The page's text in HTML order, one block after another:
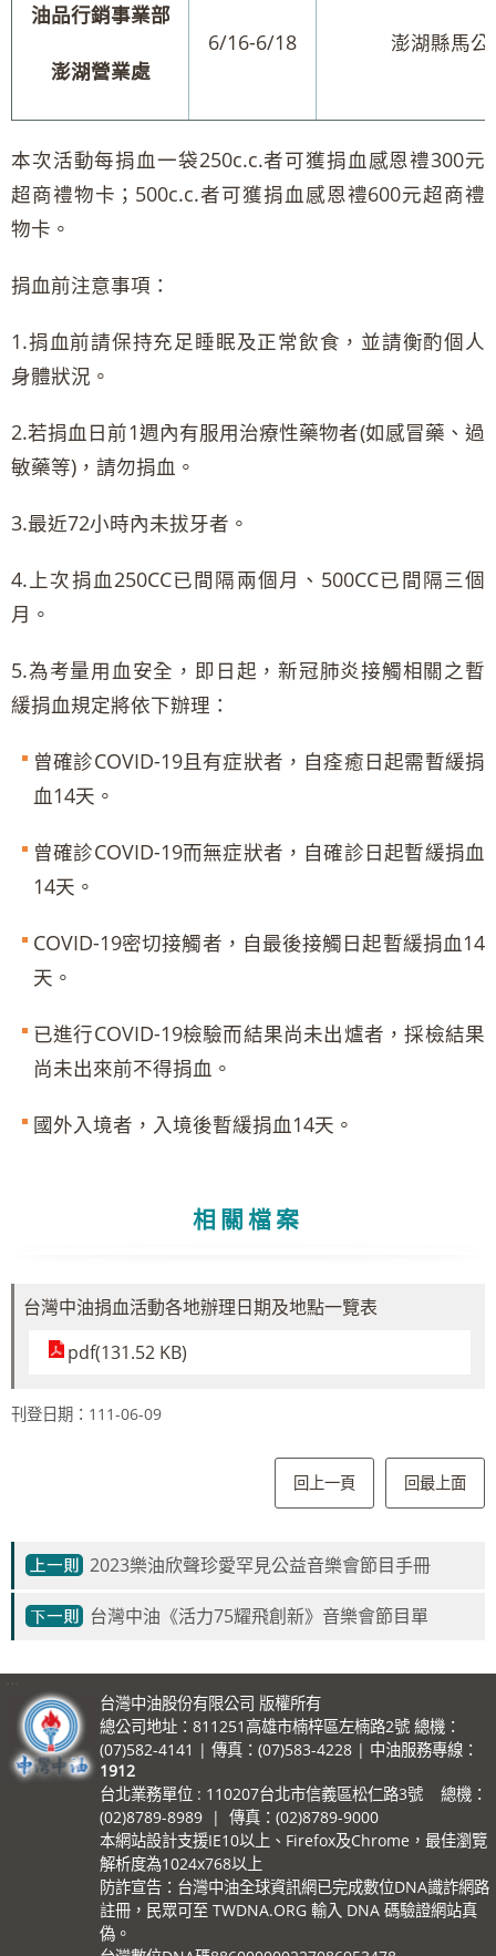
油品行銷事業部
澎湖營業處
6/16-6/18 澎湖縣馬
本次活動每捐血一袋250c.c.者可獲捐血感恩禮300元
超商禮物卡；500c.c.者可獲捐血感恩禮600元超商禮
物卡。
捐血前注意事項：
1.捐血前請保持充足睡眠及正常飲食，並請衡酌個人
身體狀況。
2.若捐血日前1週內有服用治療性藥物者(如感冒藥、過
敏藥等)，請勿捐血。
3.最近72小時內未拔牙者。
4.上次捐血250CC已間隔兩個月、500CC已間隔三個
月。
5.為考量用血安全，即日起，新冠肺炎接觸相關之暫
緩捐血規定將依下辦理：
曾確診COVID-19且有症狀者，自痊癒日起需暫緩捐
血14天。
曾確診COVID-19而無症狀者，自確診日起暫緩捐血
14天。
COVID-19密切接觸者，自最後接觸日起暫緩捐血14
天。
已進行COVID-19檢驗而結果尚未出爐者，採檢結果
尚未出來前不得捐血。
國外入境者，入境後暫緩捐血14天。
相關檔案
台灣中油捐血活動各地辦理日期及地點一覽表
pdf(131.52 KB)
刊登日期：111-06-09
回上一頁 回最上面
2023樂油欣聲珍愛罕見公益音樂會節目手冊
台灣中油《活力75耀飛創新》音樂會節目單
台灣中油股份有限公司 版權所有
總公司地址：811251高雄市楠梓區左楠路2號 總機：
(07)582-4141 | 傳真：(07)583-4228 | 中油服務專線：
1912
台北業務單位 : 110207台北市信義區松仁路3號 總機：
(02)8789-8989 | 傳真：(02)8789-9000
本網站設計支援IE10以上、Firefox及Chrome，最佳瀏覽
解析度為1024x768以上
防詐宣告：台灣中油全球資訊網已完成數位DNA識詐網路
註冊，民眾可至 TWDNA.ORG 輸入 DNA 碼驗證網站真
偽。